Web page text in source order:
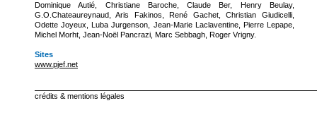
Dominique Autié, Christiane Baroche, Claude Ber, Henry Beulay,
G.O.Chateaureynaud, Aris Fakinos, René Gachet, Christian Giudicelli,
Odette Joyeux, Luba Jurgenson, Jean-Marie Laclaventine, Pierre Lepape,
Michel Morht, Jean-Noël Pancrazi, Marc Sebbagh, Roger Vrigny.
Sites
www.pjef.net
crédits & mentions légales